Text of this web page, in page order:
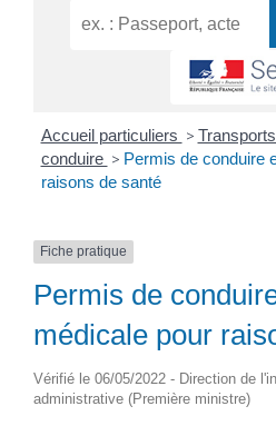
Accueil particuliers >
conduire > Permis de conduire
raisons de santé
Fiche pratique
Permis de
médicale pour
Vérifié le 06/05/2022 - Direction de
administrative (Première ministre)